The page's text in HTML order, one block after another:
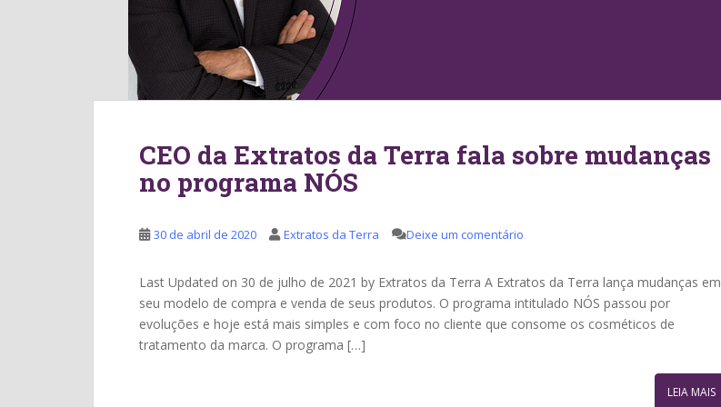
CEO da Extratos da Terra fala sobre mudanças
no programa NÓS
30 de abril de 2020 Extratos da Terra Deixe um comentário
Last Updated on 30 de julho de 2021 by Extratos da Terra A Extratos da Terra lança mudanças em
seu modelo de compra e venda de seus produtos. O programa intitulado NÓS passou por
evoluções e hoje está mais simples e com foco no cliente que consome os cosméticos de
tratamento da marca. O programa […]
LEIA MAIS